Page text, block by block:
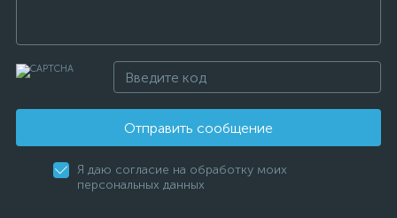
Отправить сообщение
Я даю согласие на обработку моих
персональных данных